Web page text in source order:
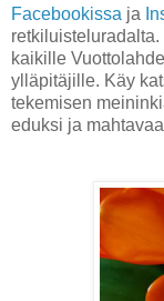
Facebookissa ja
kaikille
ylläpitäjille. Käy
tekemisen
eduksi ja